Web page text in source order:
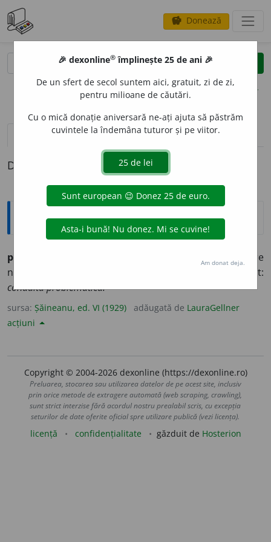
savings Donează
clear
opțiuni
definiții (1) pronunțievolume_up (38)
Definiția cu ID-ul 811339:
Explicative DEX
problematic
ce are caracterul unei probleme, care
nu e demonstrat:
echivoc și suspect:
conduită problematică.
sursa: Șăineanu, ed. VI (1929) adăugată de LauraGellner
acțiuni
Copyright © 2004-2026 dexonline (https://dexonline.ro)
Preluarea, stocarea sau utilizarea datelor de pe acest site, inclusiv
prin orice metode de extragere automată (web scraping, crawling),
sunt strict interzise fără acordul nostru prealabil scris, cu excepția
seturilor de date oferite oficial spre utilizare publică (vezi licența).
licență confidențialitate găzduit de Hosterion
🎉 dexonline® împlinește 25 de ani 🎉
De un sfert de secol suntem aici, gratuit, zi de zi,
pentru milioane de căutări.
Cu o mică donație aniversară ne-ați ajuta să păstrăm
cuvintele la îndemâna tuturor și pe viitor.
Am donat deja.